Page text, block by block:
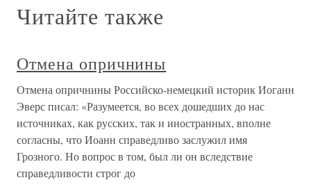
Читайте также
Отмена опричнины
Отмена опричнины Российско-немецкий историк Иоганн
Эверс писал: «Разумеется, во всех дошедших до нас
источниках, как русских, так и иностранных, вполне
согласны, что Иоанн справедливо заслужил имя
Грозного. Но вопрос в том, был ли он вследствие
справедливости строг до